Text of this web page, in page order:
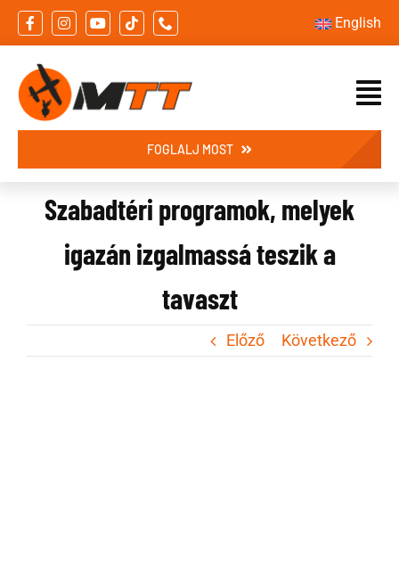
Skip
content
English
FOGLALJ MOST
Szabadtéri programok, melyek
igazán izgalmassá teszik a
tavaszt
Előző Következő